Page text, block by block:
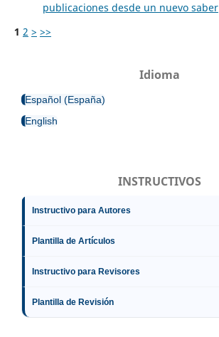
publicaciones desde un nuevo saber
1 2 > >>
Idioma
Español (España)
English
INSTRUCTIVOS
Instructivo para Autores
Plantilla de Artículos
Instructivo para Revisores
Plantilla de Revisión